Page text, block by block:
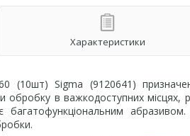
Характеристики
Sigma (9120641)
обробку в важкодоступних